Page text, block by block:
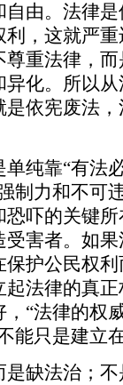
由。法律
，这就严
重法律，
化。所以
依宪废法
纯靠“有法
制力和不可
吓的关键
害者。如
护公民权
法律的真
“法律的权
能只是建立
缺法治；